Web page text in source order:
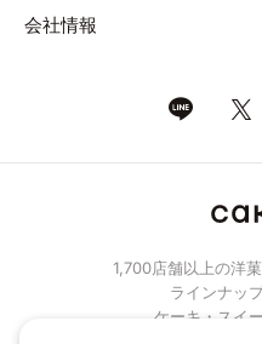
会社情報
1,700店舗以上の洋
ラインナッ
ケーキ・スイ